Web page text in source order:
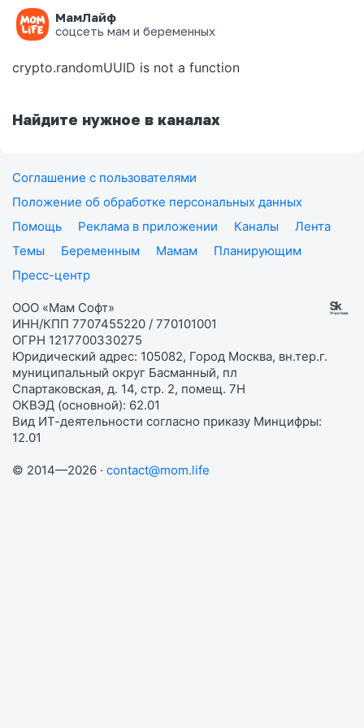
МамЛайф
соцсеть мам и беременных
Ошибка на странице
crypto.randomUUID is not a function
Найдите нужное в каналах
Соглашение с пользователями
Положение об обработке персональных данных
Помощь
Реклама в приложении Каналы
Лента
Темы
Беременным Мамам
Планирующим
Пресс-центр
ООО «Мам Софт»
ИНН/КПП 7707455220 / 770101001
ОГРН 1217700330275
Юридический адрес: 105082, Город Москва, вн.тер.г.
муниципальный округ Басманный, пл
Спартаковская, д. 14, стр. 2, помещ. 7Н
ОКВЭД (основной): 62.01
Вид ИТ-деятельности согласно приказу Минцифры:
12.01
© 2014—2026 · contact@mom.life